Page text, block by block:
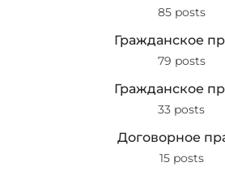
85 posts
Гражданское
79 posts
Гражданское
33 posts
Договорное
15 posts